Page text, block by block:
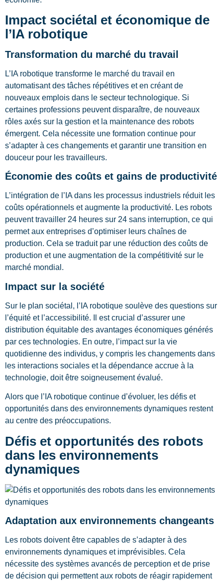
Impact sociétal et économique de
l’IA robotique
Transformation du marché du travail
L’IA robotique transforme le marché du travail en
automatisant des tâches répétitives et en créant de
nouveaux emplois dans le secteur technologique. Si
certaines professions peuvent disparaître, de nouveaux
rôles axés sur la gestion et la maintenance des robots
émergent. Cela nécessite une formation continue pour
s’adapter à ces changements et garantir une transition en
douceur pour les travailleurs.
Économie des coûts et gains de productivité
L’intégration de l’IA dans les processus industriels réduit les
coûts opérationnels et augmente la productivité. Les robots
peuvent travailler 24 heures sur 24 sans interruption, ce qui
permet aux entreprises d’optimiser leurs chaînes de
production. Cela se traduit par une réduction des coûts de
production et une augmentation de la compétitivité sur le
marché mondial.
Impact sur la société
Sur le plan sociétal, l’IA robotique soulève des questions sur
l’équité et l’accessibilité. Il est crucial d’assurer une
distribution équitable des avantages économiques générés
par ces technologies. En outre, l’impact sur la vie
quotidienne des individus, y compris les changements dans
les interactions sociales et la dépendance accrue à la
technologie, doit être soigneusement évalué.
Alors que l’IA robotique continue d’évoluer, les défis et
opportunités dans des environnements dynamiques restent
au centre des préoccupations.
Défis et opportunités des robots
dans les environnements
dynamiques
Adaptation aux environnements changeants
Les robots doivent être capables de s’adapter à des
environnements dynamiques et imprévisibles. Cela
nécessite des systèmes avancés de perception et de prise
de décision qui permettent aux robots de réagir rapidement